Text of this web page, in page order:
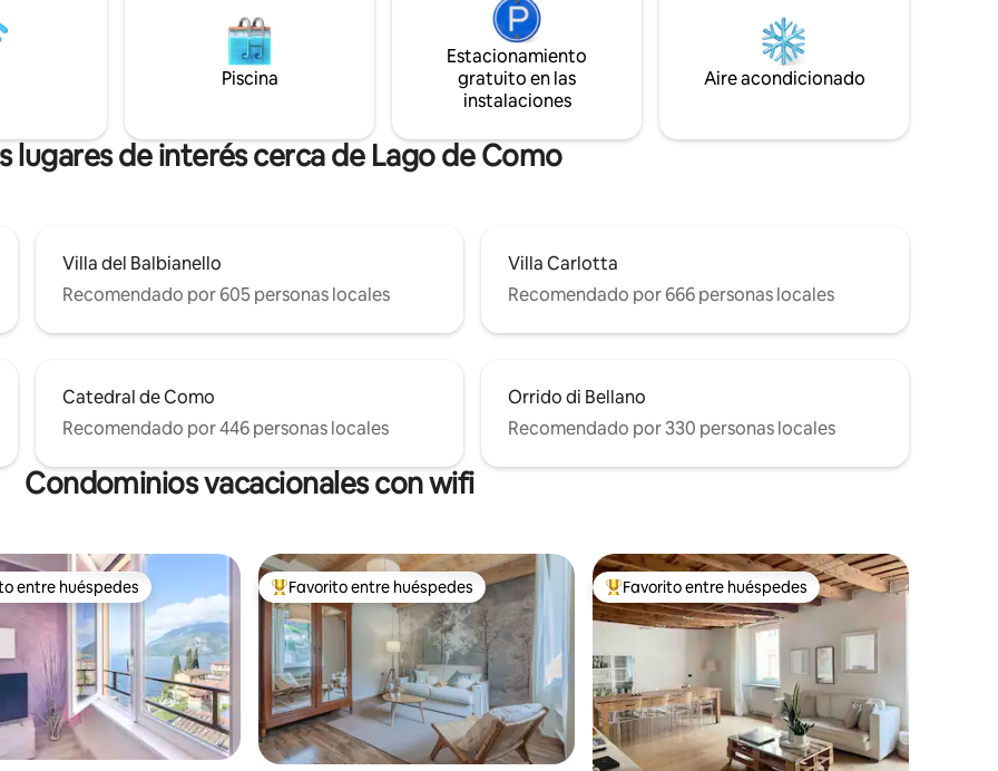
une al diseño con vistas
interiores cálidos y
y comodidad moderna, a
de paseos junto al lago y
icónica en el lago de Como.
ofrece una serie de lugares para comer y
beber, tiendas locales, un parque infantil,
una pequeña playa y un montón de
estacionamiento cerca.
espacio para trabajar a distancia. Espacio
de garaje privado a 3 minutos a pie, a
Piscina
Estacionamiento
gratuito en las
instalaciones
Aire acondicionado
lugares de interés cerca de Lago de Como
Villa del Balbianello
Recomendado por 605 personas locales
Villa Carlotta
Recomendado por 666 personas locales
Catedral de Como
Recomendado por 446 personas locales
Orrido di Bellano
Recomendado por 330 personas locales
Condominios vacacionales con wifi
huéspedes preferido
entre huéspedes Favorito entre huéspedes preferido
Favorito entre huéspedes Favorito entre huéspedes preferido
Favorito entre huéspedes